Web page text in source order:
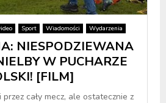
Sport Wiadomości Wydarzenia
NIESPODZIEWANA
W PUCHARZE
[FILM]
cały mecz, ale ostatecznie z